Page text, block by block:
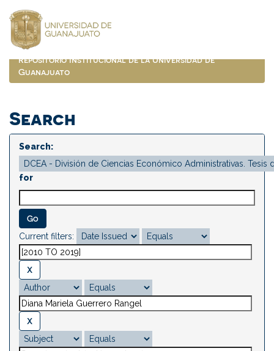
navigation
Repositorio Institucional de la Universidad de
Guanajuato
Search
Search:
for
Current filters: